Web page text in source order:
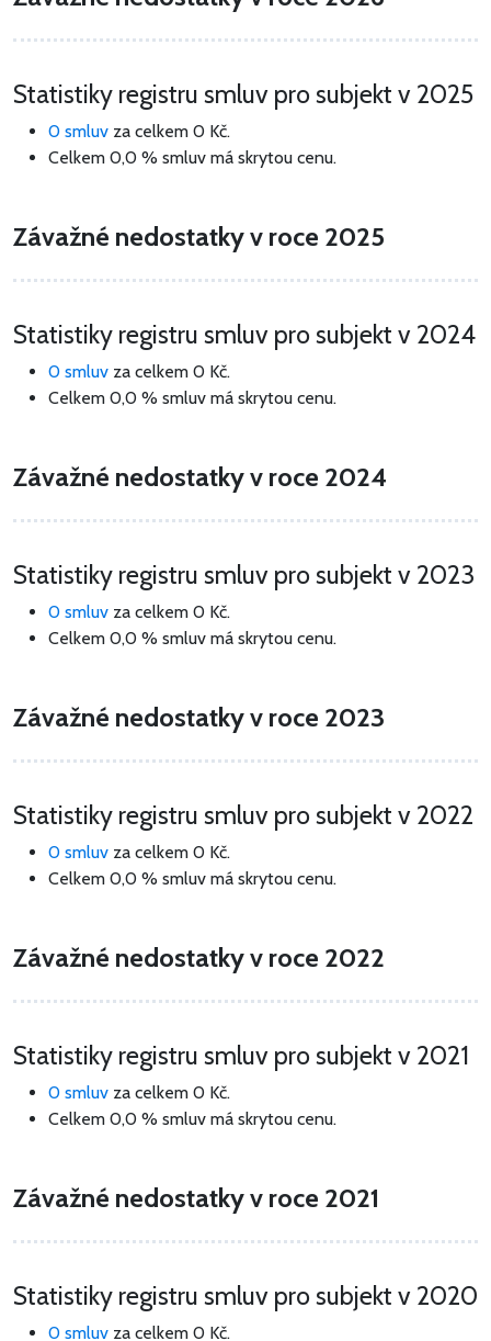
Statistiky registru smluv pro subjekt v 2025
0 smluv za celkem 0 Kč.
Celkem 0,0 % smluv má skrytou cenu.
Závažné nedostatky v roce 2025
Statistiky registru smluv pro subjekt v 2024
0 smluv za celkem 0 Kč.
Celkem 0,0 % smluv má skrytou cenu.
Závažné nedostatky v roce 2024
Statistiky registru smluv pro subjekt v 2023
0 smluv za celkem 0 Kč.
Celkem 0,0 % smluv má skrytou cenu.
Závažné nedostatky v roce 2023
Statistiky registru smluv pro subjekt v 2022
0 smluv za celkem 0 Kč.
Celkem 0,0 % smluv má skrytou cenu.
Závažné nedostatky v roce 2022
Statistiky registru smluv pro subjekt v 2021
0 smluv za celkem 0 Kč.
Celkem 0,0 % smluv má skrytou cenu.
Závažné nedostatky v roce 2021
Statistiky registru smluv pro subjekt v 2020
0 smluv za celkem 0 Kč.